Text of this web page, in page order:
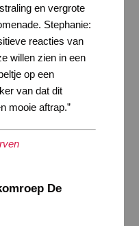
en vergrote
Stephanie:
reacties van
willen zien in een
op een
van dat dit
mooie aftrap.”
De